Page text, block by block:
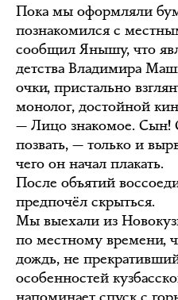
Пока мы оформляли
познакомился с
сообщил Янышу, что
детства Владимира
очки, пристально
монолог, достойной
— Лицо знакомое. Сын!
позвать, — только и
чего он начал плакать.
После объятий
предпочёл скрыться.
Мы выехали из
по местному времени,
дождь, не
особенностей